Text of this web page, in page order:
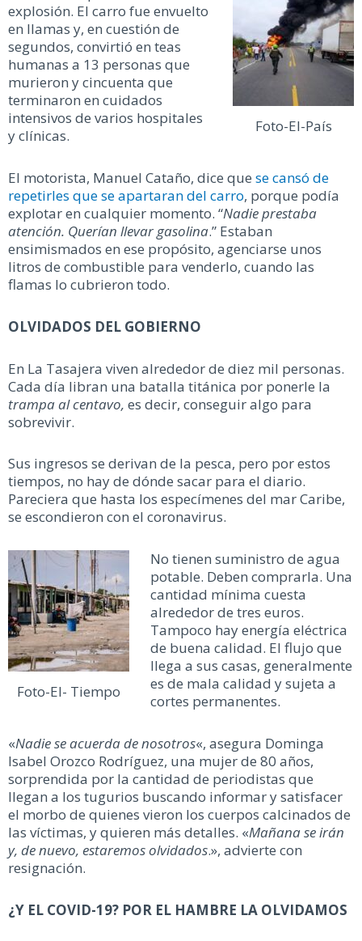
Foto-El-País
explosión. El carro fue envuelto
en llamas y, en cuestión de
segundos, convirtió en teas
humanas a 13 personas que
murieron y cincuenta que
terminaron en cuidados
intensivos de varios hospitales
y clínicas.
El motorista, Manuel Cataño, dice que se cansó de
repetirles que se apartaran del carro, porque podía
explotar en cualquier momento. “Nadie prestaba
atención. Querían llevar gasolina.” Estaban
ensimismados en ese propósito, agenciarse unos
litros de combustible para venderlo, cuando las
flamas lo cubrieron todo.
OLVIDADOS DEL GOBIERNO
En La Tasajera viven alrededor de diez mil personas.
Cada día libran una batalla titánica por ponerle la
trampa al centavo, es decir, conseguir algo para
sobrevivir.
Sus ingresos se derivan de la pesca, pero por estos
tiempos, no hay de dónde sacar para el diario.
Pareciera que hasta los especímenes del mar Caribe,
se escondieron con el coronavirus.
Foto-El- Tiempo
No tienen suministro de agua
potable. Deben comprarla. Una
cantidad mínima cuesta
alrededor de tres euros.
Tampoco hay energía eléctrica
de buena calidad. El flujo que
llega a sus casas, generalmente
es de mala calidad y sujeta a
cortes permanentes.
«Nadie se acuerda de nosotros«, asegura Dominga
Isabel Orozco Rodríguez, una mujer de 80 años,
sorprendida por la cantidad de periodistas que
llegan a los tugurios buscando informar y satisfacer
el morbo de quienes vieron los cuerpos calcinados de
las víctimas, y quieren más detalles. «Mañana se irán
y, de nuevo, estaremos olvidados.», advierte con
resignación.
¿Y EL COVID-19? POR EL HAMBRE LA OLVIDAMOS